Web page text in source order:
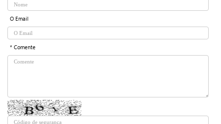
O Email
* Comente